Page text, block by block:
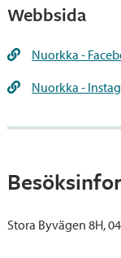
Webbsida
Nuorkka -
Nuorkka -
Stora Byvägen 8H,